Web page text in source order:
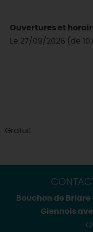
Ouvertures et
Le 27/09/2026 (de
Gratuit
Bouchon de
Giennois